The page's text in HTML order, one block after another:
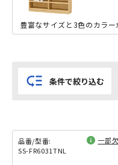
low_priority 条件で絞り込む
品番/型番:
SS-FR6031TNL
一部